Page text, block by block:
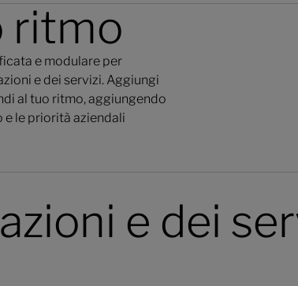
ritmo
e modulare per
e dei servizi. Aggiungi
al tuo ritmo, aggiungendo
e le priorità aziendali
e dei